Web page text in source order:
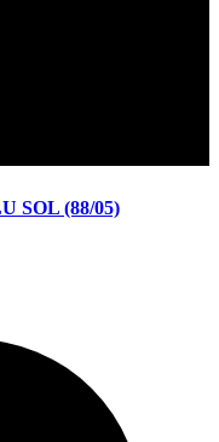
SOL (88/05)